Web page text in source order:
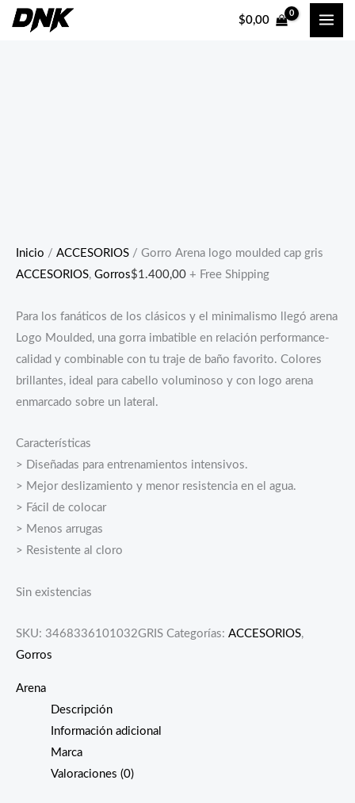
$0,00
Inicio / ACCESORIOS / Gorro Arena logo moulded cap gris
ACCESORIOS, Gorros$1.400,00 + Free Shipping
Para los fanáticos de los clásicos y el minimalismo llegó arena
Logo Moulded, una gorra imbatible en relación performance-
calidad y combinable con tu traje de baño favorito. Colores
brillantes, ideal para cabello voluminoso y con logo arena
enmarcado sobre un lateral.
Características
> Diseñadas para entrenamientos intensivos.
> Mejor deslizamiento y menor resistencia en el agua.
> Fácil de colocar
> Menos arrugas
> Resistente al cloro
Sin existencias
SKU: 3468336101032GRIS Categorías: ACCESORIOS,
Gorros
Arena
Descripción
Información adicional
Marca
Valoraciones (0)